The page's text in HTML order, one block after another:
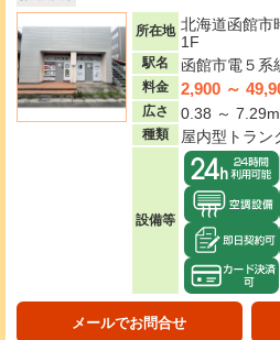
所在地 北海道函館市
1F
駅名 函館市電５系
料金 2,900 ～
広さ 0.38 ～
種類 屋内型トラン
設備等
メールでお問合せ